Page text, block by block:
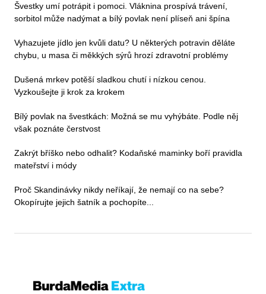
Švestky umí potrápit i pomoci. Vláknina prospívá trávení,
sorbitol může nadýmat a bílý povlak není plíseň ani špína
Vyhazujete jídlo jen kvůli datu? U některých potravin děláte
chybu, u masa či měkkých sýrů hrozí zdravotní problémy
Dušená mrkev potěší sladkou chutí i nízkou cenou.
Vyzkoušejte ji krok za krokem
Bílý povlak na švestkách: Možná se mu vyhýbáte. Podle něj
však poznáte čerstvost
Zakrýt bříško nebo odhalit? Kodaňské maminky boří pravidla
mateřství i módy
Proč Skandinávky nikdy neříkají, že nemají co na sebe?
Okopírujte jejich šatník a pochopíte...